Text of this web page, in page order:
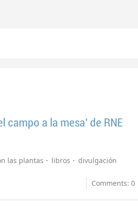
campo a la mesa' de RNE
las plantas libros divulgación
Comments: 0